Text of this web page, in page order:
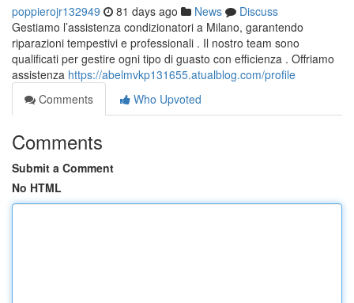
poppierojr132949 81 days ago News
Discuss
Gestiamo l’assistenza condizionatori a Milano, garantendo
riparazioni tempestivi e professionali . Il nostro team sono
qualificati per gestire ogni tipo di guasto con efficienza . Offriamo
assistenza https://abelmvkp131655.atualblog.com/profile
Comments
Who Upvoted
Comments
Submit a Comment
No HTML